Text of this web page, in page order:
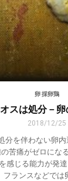
卵 採卵鶏
オスは処分－
2018/12/25
分を伴わない卵
苦痛がゼロにな
感じる能力が発
フランスなどでは